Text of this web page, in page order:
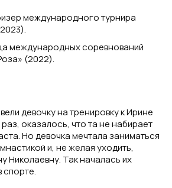
международного турнира
международных соревнований
(2022).
девочку на тренировку к Ирине
оказалось, что та не набирает
Но девочка мечтала заниматься
и, не желая уходить,
Николаевну. Так началась их
спорте.